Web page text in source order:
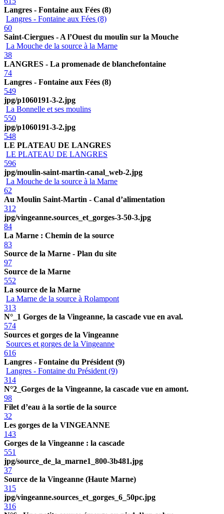
Langres - Fontaine aux Fées (8)
Langres - Fontaine aux Fées (8)
60
Saint-Ciergues - A l’Ouest du moulin sur la Mouche
La Mouche de la source à la Marne
38
LANGRES - La promenade de blanchefontaine
74
Langres - Fontaine aux Fées (8)
549
jpg/p1060191-3-2.jpg
La Bonnelle et ses moulins
550
jpg/p1060191-3-2.jpg
548
LE PLATEAU DE LANGRES
LE PLATEAU DE LANGRES
596
jpg/moulin-saint-martin-canal_web-2.jpg
La Mouche de la source à la Marne
62
Au Moulin Saint-Martin - Canal d’alimentation
312
jpg/vingeanne.sources_et_gorges-3-50-3.jpg
84
La Marne : Chemin de la source
83
Source de la Marne - Plan du site
97
Source de la Marne
552
La source de la Marne
La Marne de la source à Rolampont
313
N°_1 Gorges de la Vingeanne, la cascade vue en aval.
574
Sources et gorges de la Vingeanne
Sources et gorges de la Vingeanne
616
Langres - Fontaine du Président (9)
Langres - Fontaine du Président (9)
314
N°2_Gorges de la Vingeanne, la cascade vue en amont.
98
Filet d’eau à la sortie de la source
32
Les gorges de la VINGEANNE
143
Gorges de la Vingeanne : la cascade
551
jpg/source_de_la_marne1_800-3b481.jpg
37
Source de la Vingeanne (Haute Marne)
315
jpg/vingeanne.sources_et_gorges_6_50pc.jpg
316